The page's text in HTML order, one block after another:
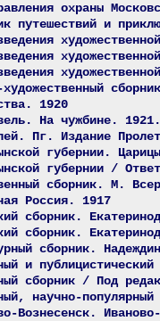
охраны
путешествий и
1920
На чужбине.
Пг. Издание
губернии.
губернии /
сборник. М.
Россия. 1917
сборник.
сборник.
сборник.
и
сборник / Под
научно-
Вознесенск.